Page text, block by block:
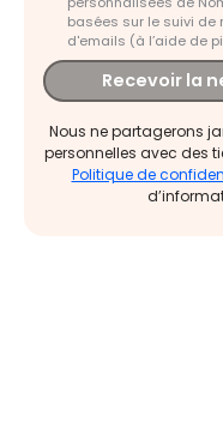
basées sur le suivi de
d'emails (à l’aide de
Recevoir la
Nous ne partagerons
personnelles avec des
Politique de